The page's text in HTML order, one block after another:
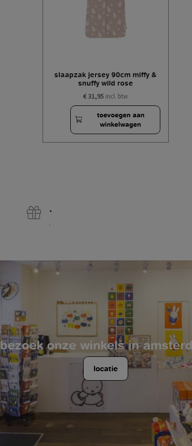
slaapzak jersey 90cm miffy &
snuffy wild rose
€ 31,95 incl. btw
toevoegen aan
winkelwagen
.
.
bezoek onze winkels in
locatie